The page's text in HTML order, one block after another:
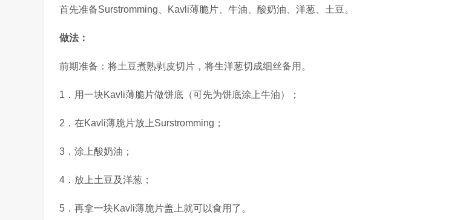
首先准备Surstromming、Kavli薄脆片、牛油、酸奶油、洋葱、土豆。
做法：
前期准备：将土豆煮熟剥皮切片，将生洋葱切成细丝备用。
1．用一块Kavli薄脆片做饼底（可先为饼底涂上牛油）；
2．在Kavli薄脆片放上Surstromming；
3．涂上酸奶油；
4．放上土豆及洋葱；
5．再拿一块Kavli薄脆片盖上就可以食用了。